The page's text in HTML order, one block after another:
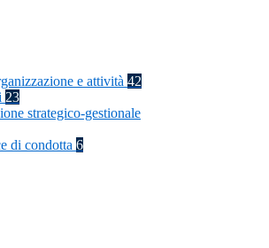
e attività 42
23
strategico-gestionale
di condotta 6